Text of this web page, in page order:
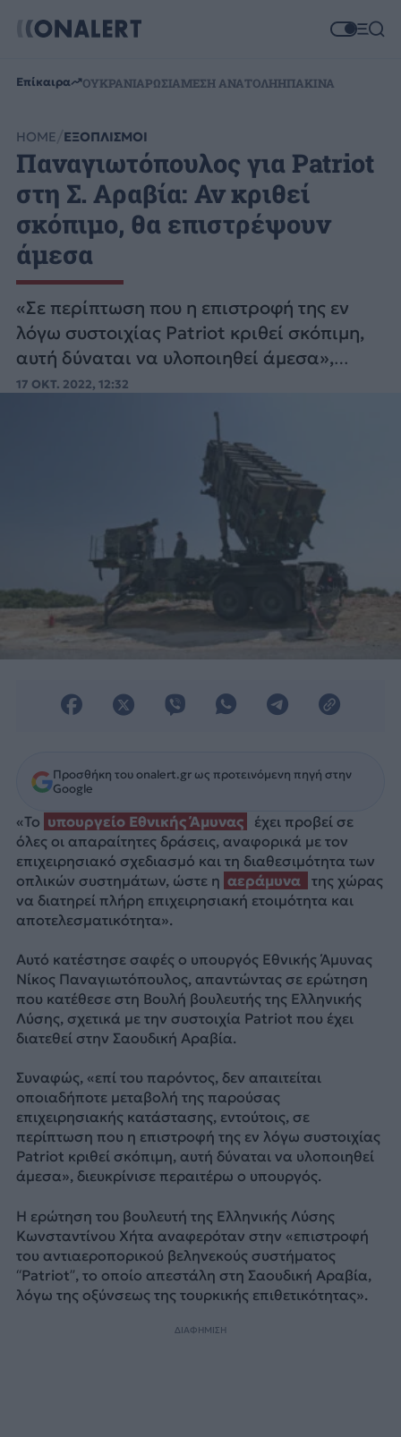
Επίκαιρα ΟΥΚΡΑΝΙΑΡΩΣΙΑΜΕΣΗ ΑΝΑΤΟΛΗΗΠΑΚΙΝΑ
HOME ΕΞΟΠΛΙΣΜΟΙ
Παναγιωτόπουλος για Patriot
στη Σ. Αραβία: Αν κριθεί
σκόπιμο, θα επιστρέψουν
άμεσα
«Σε περίπτωση που η επιστροφή της εν
λόγω συστοιχίας Patriot κριθεί σκόπιμη,
αυτή δύναται να υλοποιηθεί άμεσα»,
διευκρίνισε ο ΥΕΘΑ.
17 ΟΚΤ. 2022, 12:32
Προσθήκη του onalert.gr ως προτεινόμενη πηγή στην
Google
«Το υπουργείο Εθνικής Άμυνας
έχει προβεί σε
όλες οι απαραίτητες δράσεις, αναφορικά με τον
επιχειρησιακό σχεδιασμό και τη διαθεσιμότητα των
οπλικών συστημάτων, ώστε η αεράμυνα
της χώρας
να διατηρεί πλήρη επιχειρησιακή ετοιμότητα και
αποτελεσματικότητα».
Αυτό κατέστησε σαφές ο υπουργός Εθνικής Άμυνας
Νίκος Παναγιωτόπουλος, απαντώντας σε ερώτηση
που κατέθεσε στη Βουλή βουλευτής της Ελληνικής
Λύσης, σχετικά με την συστοιχία Patriot που έχει
διατεθεί στην Σαουδική Αραβία.
Συναφώς, «επί του παρόντος, δεν απαιτείται
οποιαδήποτε μεταβολή της παρούσας
επιχειρησιακής κατάστασης, εντούτοις, σε
περίπτωση που η επιστροφή της εν λόγω συστοιχίας
Patriot κριθεί σκόπιμη, αυτή δύναται να υλοποιηθεί
άμεσα», διευκρίνισε περαιτέρω ο υπουργός.
Η ερώτηση του βουλευτή της Ελληνικής Λύσης
Κωνσταντίνου Χήτα αναφερόταν στην «επιστροφή
του αντιαεροπορικού βεληνεκούς συστήματος
‘‘Patriot”, το οποίο απεστάλη στη Σαουδική Αραβία,
λόγω της οξύνσεως της τουρκικής επιθετικότητας».
ΔΙΑΦΗΜΙΣΗ